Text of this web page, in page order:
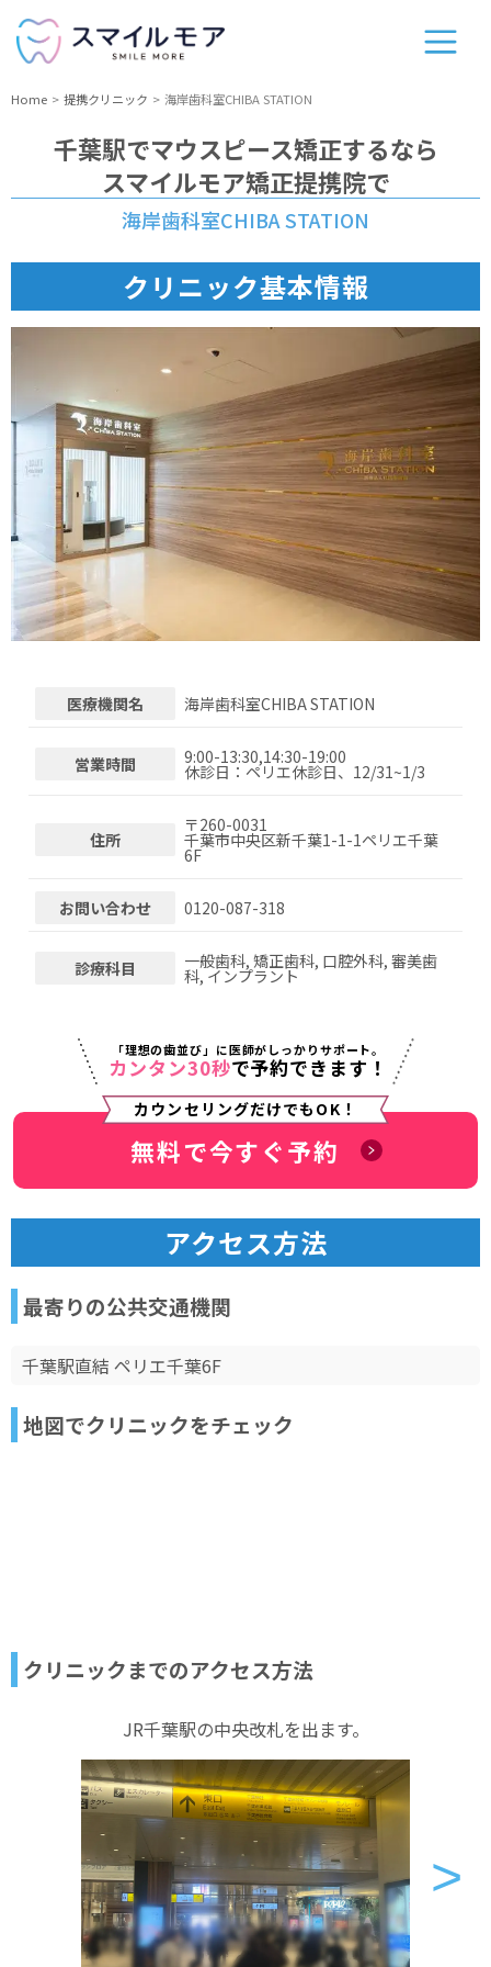
Home 提携クリニック 海岸歯科室CHIBA STATION
千葉駅でマウスピース矯正するなら
スマイルモア矯正提携院で
海岸歯科室CHIBA STATION
クリニック基本情報
医療機関名 海岸歯科室CHIBA STATION
営業時間 9:00-13:30,14:30-19:00
休診日：ペリエ休診日、12/31~1/3
住所
〒260-0031
千葉市中央区新千葉1-1-1ペリエ千葉
6F
お問い合わせ 0120-087-318
診療科目 一般歯科, 矯正歯科, 口腔外科, 審美歯
科, インプラント
「理想の歯並び」に医師がしっかりサポート。
カンタン30秒で予約できます！
カウンセリングだけでもOK！
無料で今すぐ予約
アクセス方法
最寄りの公共交通機関
千葉駅直結 ペリエ千葉6F
地図でクリニックをチェック
クリニックまでのアクセス方法
JR千葉駅の中央改札を出ます。
>